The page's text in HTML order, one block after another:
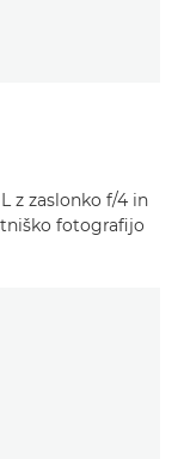
z zaslonko f/4 in
fotografijo